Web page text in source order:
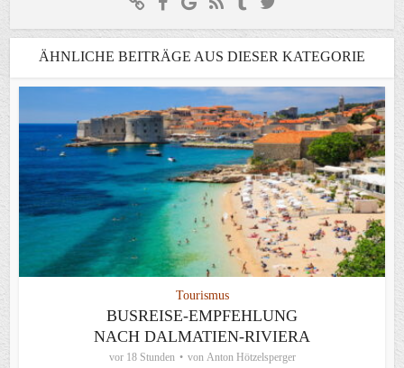
ÄHNLICHE BEITRÄGE AUS DIESER KATEGORIE
Tourismus
BUSREISE-EMPFEHLUNG
NACH DALMATIEN-RIVIERA
vor 18 Stunden von Anton Hötzelsperger